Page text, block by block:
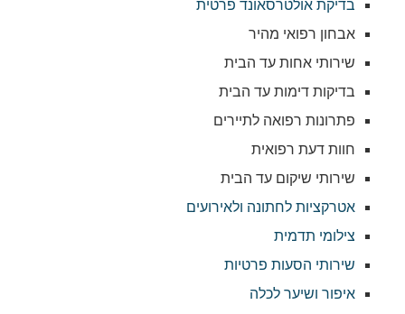
בדיקת אולטרסאונד פרטית
אבחון רפואי מהיר
שירותי אחות עד הבית
בדיקות דימות עד הבית
פתרונות רפואה לתיירים
חוות דעת רפואית
שירותי שיקום עד הבית
אטרקציות לחתונה ולאירועים
צילומי תדמית
שירותי הסעות פרטיות
איפור ושיער לכלה